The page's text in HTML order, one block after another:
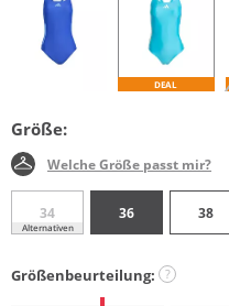
DEAL
Größe:
Welche Größe passt mir?
34
Alternativen
36 38
Größenbeurteilung: ?